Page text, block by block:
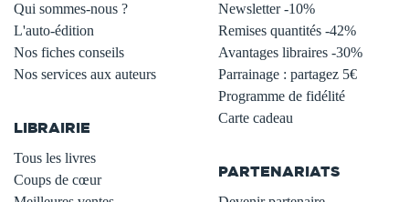
Qui sommes-nous ?
L'auto-édition
Nos fiches conseils
Nos services aux auteurs
LIBRAIRIE
Tous les livres
Coups de cœur
Newsletter -10%
Remises quantités -42%
Avantages libraires -30%
Parrainage : partagez 5€
Programme de fidélité
Carte cadeau
PARTENARIATS